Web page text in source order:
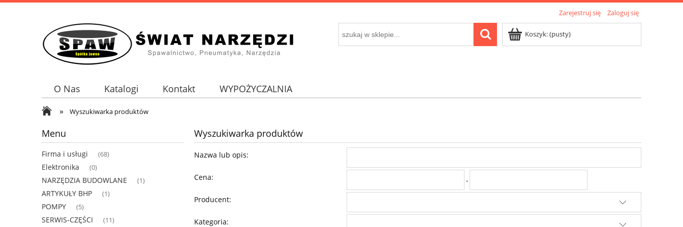
Zarejestruj się Zaloguj się
Koszyk:(pusty)
O Nas Katalogi Kontakt WYPOŻYCZALNIA
» Wyszukiwarka produktów
Menu
Firma i usługi (68)
Elektronika (0)
NARZĘDZIA BUDOWLANE (1)
ARTYKUŁY BHP (1)
POMPY (5)
SERWIS-CZĘŚCI (11)
Wyszukiwarka produktów
Nazwa lub opis:
Cena: -
Producent:
Kategoria: